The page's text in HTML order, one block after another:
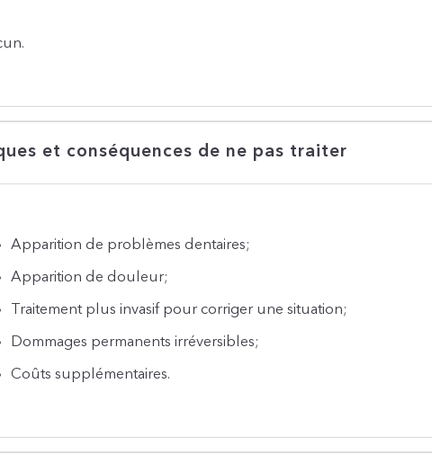
et conséquences de ne pas traiter
Apparition de problèmes dentaires;
Apparition de douleur;
Traitement plus invasif pour corriger une situation;
Dommages permanents irréversibles;
Coûts supplémentaires.